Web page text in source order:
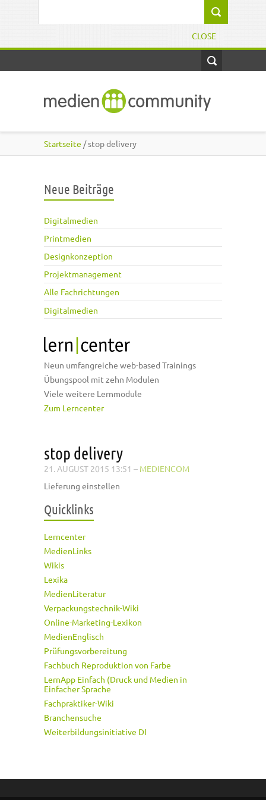
CLOSE
Startseite / stop delivery
Neue Beiträge
Digitalmedien
Printmedien
Designkonzeption
Projektmanagement
Alle Fachrichtungen
Digitalmedien
Neun umfangreiche web-based Trainings
Übungspool mit zehn Modulen
Viele weitere Lernmodule
Zum Lerncenter
stop delivery
21. AUGUST 2015 13:51 – MEDIENCOM
Lieferung einstellen
Quicklinks
Lerncenter
MedienLinks
Wikis
Lexika
MedienLiteratur
Verpackungstechnik-Wiki
Online-Marketing-Lexikon
MedienEnglisch
Prüfungsvorbereitung
Fachbuch Reproduktion von Farbe
LernApp Einfach (Druck und Medien in
Einfacher Sprache
Fachpraktiker-Wiki
Branchensuche
Weiterbildungsinitiative DI